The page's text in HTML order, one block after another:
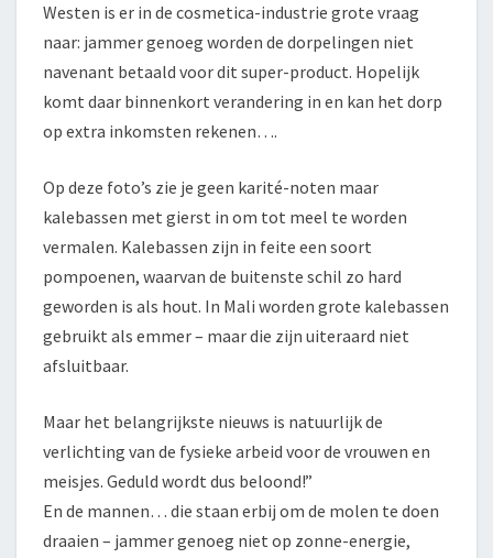
Westen is er in de cosmetica-industrie grote vraag
naar: jammer genoeg worden de dorpelingen niet
navenant betaald voor dit super-product. Hopelijk
komt daar binnenkort verandering in en kan het dorp
op extra inkomsten rekenen….
Op deze foto’s zie je geen karité-noten maar
kalebassen met gierst in om tot meel te worden
vermalen. Kalebassen zijn in feite een soort
pompoenen, waarvan de buitenste schil zo hard
geworden is als hout. In Mali worden grote kalebassen
gebruikt als emmer – maar die zijn uiteraard niet
afsluitbaar.
Maar het belangrijkste nieuws is natuurlijk de
verlichting van de fysieke arbeid voor de vrouwen en
meisjes. Geduld wordt dus beloond!”
En de mannen… die staan erbij om de molen te doen
draaien – jammer genoeg niet op zonne-energie,